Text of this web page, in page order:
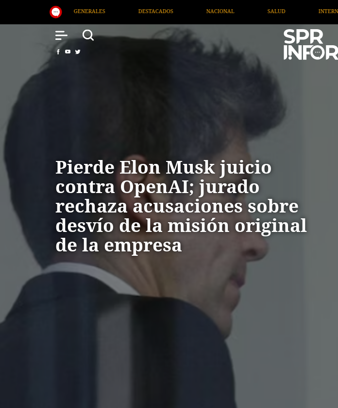
DESTACADOS NACIONAL SALUD INTERNACIONAL TV MIGRANTE INFORMA
Pierde Elon Musk juicio
contra OpenAI; jurado
rechaza acusaciones sobre
desvío de la misión original
de la empresa